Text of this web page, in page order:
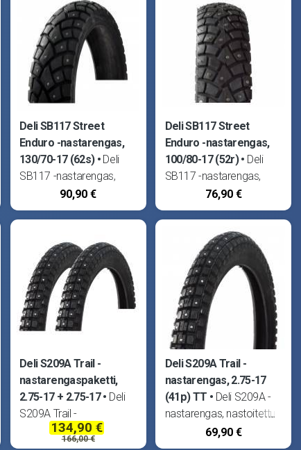
Deli SB117 Street
Enduro -nastarengas,
130/70-17 (62s)
Deli
SB117 -nastarengas,
nastoitettu Suomessa.
Renkaassa 120kpl
tarvitse sisärengasta.
Millimitoitettu
nastarengas
puolikarkealla
nappulakuviolla
Supermoto -mopoihin!
-mopoihin, esim. Derbi
90,90 €
Deli SB117 Street
Enduro -nastarengas,
100/80-17 (52r)
Deli
SB117 -nastarengas,
nastoitettu Suomessa.
Renkaassa 120kpl
tarvitse sisärengasta.
Millimitoitettu
nastarengas
puolikarkealla
nappulakuviolla
Supermoto -mopoihin!
Sopii kaikkiin Supermoto
-mopoihin, esim. Derbi
76,90 €
Deli S209A Trail -
nastarengaspaketti,
2.75-17 + 2.75-17
Deli
S209A Trail -
nastarengaspaketti. Sopii
esim. Tunturi Pappa.
134,90 €
166,00 €
Deli S209A Trail -
nastarengas, 2.75-17
(41p) TT
Deli S209A -
nastarengas, nastoitettu
Suomessa. Renkaassa
108kpl nastoja. TT =
69,90 €